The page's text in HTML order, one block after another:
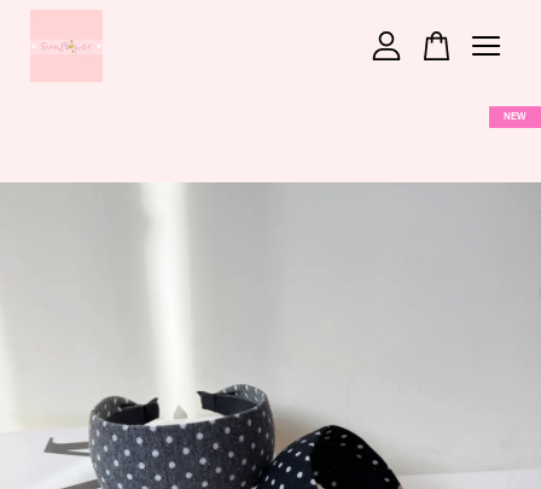
NEW